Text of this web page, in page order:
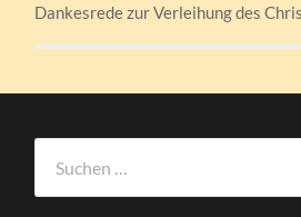
Dankesrede zur Verleihung des
nach: